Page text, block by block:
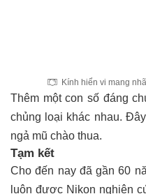
Kính hiển vi mang
Thêm một con số đáng
chủng loại khác nhau.
ngả mũ chào thua.
Tạm kết
Cho đến nay đã gần 60
luôn được Nikon nghiên